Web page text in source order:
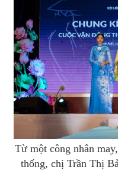
Từ một công nhân
thống, chị Trần Thị